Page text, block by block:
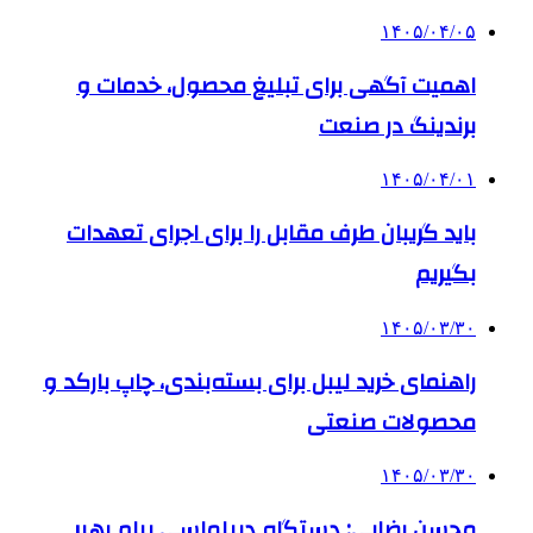
۱۴۰۵/۰۴/۰۵
اهمیت آگهی برای تبلیغ محصول، خدمات و
برندینگ در صنعت
۱۴۰۵/۰۴/۰۱
باید گریبان طرف مقابل را برای اجرای تعهدات
بگیریم
۱۴۰۵/۰۳/۳۰
راهنمای خرید لیبل برای بسته‌بندی، چاپ بارکد و
محصولات صنعتی
۱۴۰۵/۰۳/۳۰